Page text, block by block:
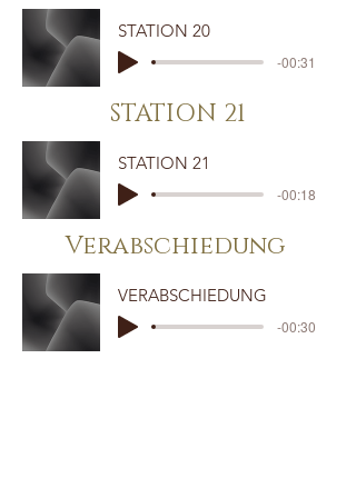
STATION 20
-00:31
STATION 21
STATION 21
-00:18
Verabschiedung
VERABSCHIEDUNG
-00:30